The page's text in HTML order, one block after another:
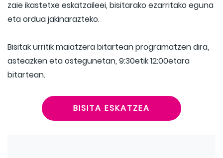
zaie ikastetxe eskatzaileei, bisitarako ezarritako eguna
eta ordua jakinarazteko.
Bisitak urritik maiatzera bitartean programatzen dira,
asteazken eta ostegunetan, 9:30etik 12:00etara
bitartean.
BISITA ESKATZEA